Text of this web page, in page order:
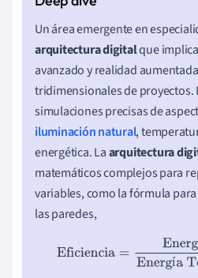
Un área emergente en
arquitectura digitalque
avanzado y realidad
tridimensionales de proyectos.
simulaciones precisas de
iluminación natural,
energética. Laarquitectura
matemáticos complejos para
variables, como la fórmula
las paredes,
í
Eficiencia=Energía Utilizada